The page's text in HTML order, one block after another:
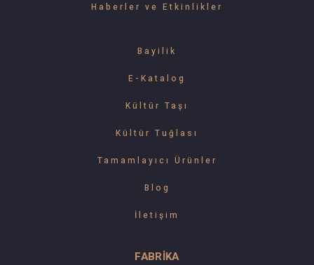
Haberler ve Etkinlikler
Bayilik
E-Katalog
Kültür Taşı
Kültür Tuğlası
Tamamlayıcı Ürünler
Blog
İletişim
FABRİKA